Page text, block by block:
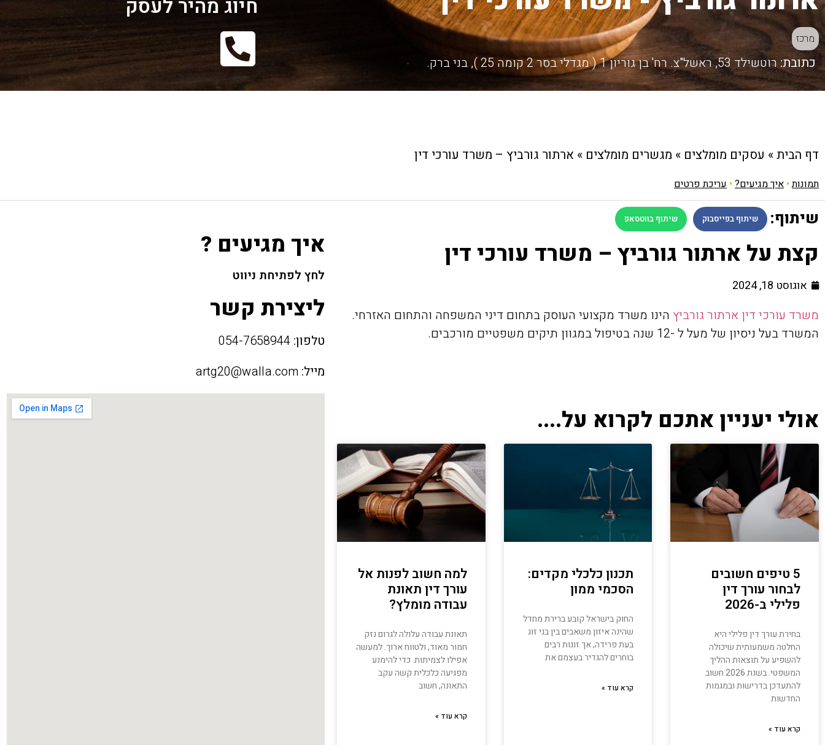
מרכז
כתובת:רוטשילד 53, ראשל"צ. רח' בן גוריון 1 ( מגדלי בסר 2 קומה 25 ), בני ברק.
חיוג מהיר לעסק
דף הבית» עסקים מומלצים » מגשרים מומלצים » ארתור גורביץ – משרד עורכי דין
תמונות• איך מגיעים? • עריכת פרטים
שיתוף: שיתוף בפייסבוק שיתוף בווטסאפ
קצת על ארתור גורביץ – משרד עורכי דין
אוגוסט 18, 2024
משרד עורכי דין ארתור גורביץ הינו משרד מקצועי העוסק בתחום דיני המשפחה והתחום האזרחי.
המשרד בעל ניסיון של מעל ל -12 שנה בטיפול במגוון תיקים משפטיים מורכבים.
אולי יעניין אתכם לקרוא על....
5 טיפים חשובים
לבחור עורך דין
פלילי ב-2026
בחירת עורך דין פלילי היא
החלטה משמעותית שיכולה
להשפיע על תוצאות ההליך
המשפטי. בשנת 2026 חשוב
להתעדכן בדרישות ובמגמות
החדשות
קרא עוד »
תכנון כלכלי מקדים:
הסכמי ממון
החוק בישראל קובע ברירת מחדל
שהינה איזון משאבים בין בני זוג
בעת פרידה, אך זוגות רבים
בוחרים להגדיר בעצמם את
קרא עוד »
למה חשוב לפנות אל
עורך דין תאונת
עבודה מומלץ?
תאונת עבודה עלולה לגרום נזק
חמור מאוד, ולטווח ארוך. למעשה
אפילו לצמיתות. כדי להימנע
מפגיעה כלכלית קשה עקב
התאונה, חשוב
קרא עוד »
איך מגיעים ?
לחץ לפתיחת ניווט
ליצירת קשר
טלפון: 054-7658944
מייל: artg20@walla.com